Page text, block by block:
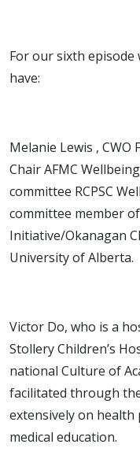
For our sixth
have:
Melanie Lewis ,
Chair AFMC
committee RCPSC
committee member
Initiative/Okanagan
University of Alberta.
Victor Do, who is a
Stollery Children’s
national Culture of
facilitated through
extensively on
medical education.